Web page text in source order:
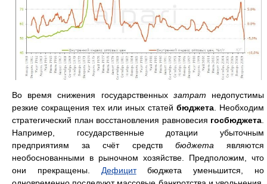
Во время снижения государственных затрат недопустимы
резкие сокращения тех или иных статей бюджета . Необходим
стратегический план восстановления равновесия госбюджета
Например, государственные дотации убыточным
предприятиям за счёт средств бюджета являются
необоснованными в рыночном хозяйстве. Предположим, что
они прекращены. Дефицитбюджета уменьшится, но